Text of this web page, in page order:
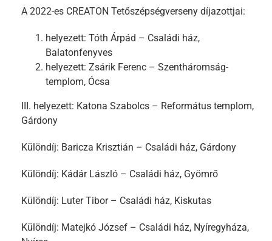
A 2022-es CREATON Tetőszépségverseny díjazottjai:
helyezett: Tóth Árpád – Családi ház,
Balatonfenyves
helyezett: Zsárik Ferenc – Szentháromság-
templom, Ócsa
III. helyezett: Katona Szabolcs – Református templom,
Gárdony
Különdíj: Baricza Krisztián – Családi ház, Gárdony
Különdíj: Kádár László – Családi ház, Gyömrő
Különdíj: Luter Tibor – Családi ház, Kiskutas
Különdíj: Matejkó József – Családi ház, Nyíregyháza,